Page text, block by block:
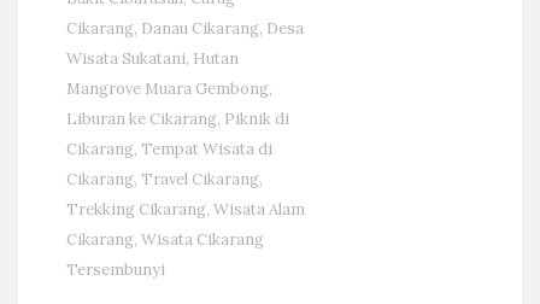
Cikarang, Danau Cikarang, Desa
Wisata Sukatani, Hutan
Mangrove Muara Gembong,
Liburan ke Cikarang, Piknik di
Cikarang, Tempat Wisata di
Cikarang, Travel Cikarang,
Trekking Cikarang, Wisata Alam
Cikarang, Wisata Cikarang
Tersembunyi